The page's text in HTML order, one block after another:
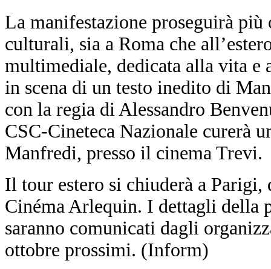
La manifestazione proseguirà
culturali, sia a Roma che
multimediale, dedicata alla vita e
in scena di un testo inedito di
con la regia di Alessandro
CSC-Cineteca Nazionale curerà
Manfredi, presso il cinema Trevi.
Il tour estero si chiuderà a
Cinéma Arlequin. I dettagli della
saranno comunicati dagli
ottobre prossimi. (Inform)